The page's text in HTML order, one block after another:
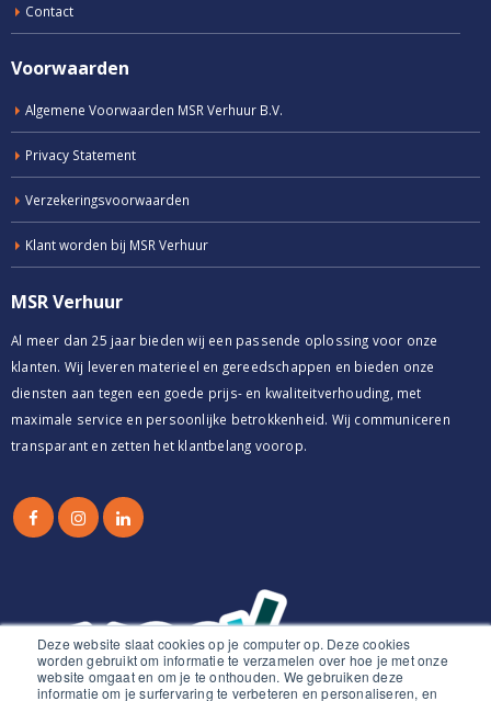
Deze website slaat cookies op je computer op. Deze cookies
worden gebruikt om informatie te verzamelen over hoe je met onze
website omgaat en om je te onthouden. We gebruiken deze
informatie om je surfervaring te verbeteren en personaliseren, en
Contact
Voorwaarden
Algemene Voorwaarden MSR Verhuur B.V.
Privacy Statement
Verzekeringsvoorwaarden
Klant worden bij MSR Verhuur
MSR Verhuur
Al meer dan 25 jaar bieden wij een passende oplossing voor onze
klanten. Wij leveren materieel en gereedschappen en bieden onze
diensten aan tegen een goede prijs- en kwaliteitverhouding, met
maximale service en persoonlijke betrokkenheid. Wij communiceren
transparant en zetten het klantbelang voorop.